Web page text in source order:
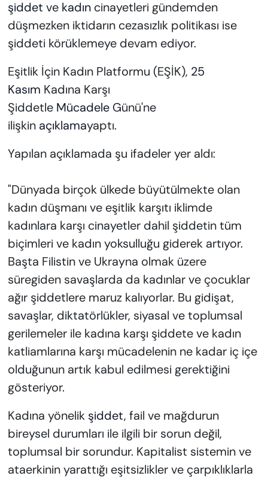
şiddet ve kadıncinayetleri gündemden
düşmezken iktidarın cezasızlık politikası ise
şiddeti körüklemeye devam ediyor.
Eşitlik İçin Kadın Platformu (EŞİK), 25
Kasım Kadına Karşı
Şiddetle MücadeleGünü'ne
ilişkin açıklamayaptı.
Yapılan açıklamada şu ifadeler yer aldı:
"Dünyada birçok ülkede büyütülmekte olan
kadın düşmanı ve eşitlik karşıtı iklimde
kadınlara karşı cinayetler dahil şiddetin tüm
biçimleri ve kadın yoksulluğu giderek artıyor.
Başta Filistin ve Ukrayna olmak üzere
süregiden savaşlarda da kadınlar ve çocuklar
ağır şiddetlere maruz kalıyorlar. Bu gidişat,
savaşlar, diktatörlükler, siyasal ve toplumsal
gerilemeler ile kadına karşı şiddete ve kadın
katliamlarına karşı mücadelenin ne kadar iç içe
olduğunun artık kabul edilmesi gerektiğini
gösteriyor.
Kadına yönelik şiddet, fail ve mağdurun
bireysel durumları ile ilgili bir sorun değil,
toplumsal bir sorundur. Kapitalist sistemin ve
ataerkinin yarattığı eşitsizlikler ve çarpıklıklarla